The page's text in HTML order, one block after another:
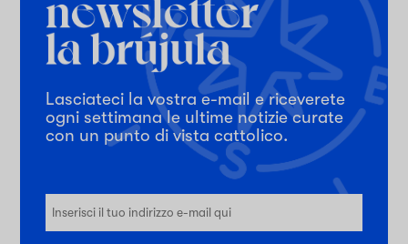
Lasciateci la vostra e-mail e riceverete
ogni settimana le ultime notizie curate
con un punto di vista cattolico.